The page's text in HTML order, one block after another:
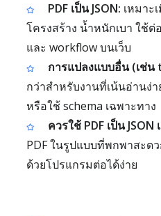
PDF เป็น JSON: เหมาะ
โครงสร้าง น้ำหนักเบา ใช้
และ workflow บนเว็บ
การแปลงแบบอื่น (เช่น
กว่าสำหรับงานที่เน้นอ่านง่า
หรือใช้ schema เฉพาะทาง
ควรใช้ PDF เป็น JSON
PDF ในรูปแบบที่พกพาสะด
ด้วยโปรแกรมต่อได้ง่าย